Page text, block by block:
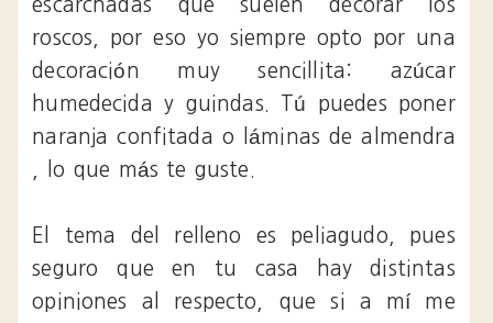
escarchadas que suelen decorar los
roscos, por eso yo siempre opto por una
decoración muy sencillita: azúcar
humedecida y guindas. Tú puedes poner
naranja confitada o láminas de almendra
, lo que más te guste.
El tema del relleno es peliagudo, pues
seguro que en tu casa hay distintas
opiniones al respecto, que si a mí me